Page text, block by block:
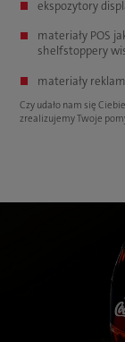
ekspozytory
materiały POS
shelfstoppery
materiały
Czy udało nam się
zrealizujemy Twoje